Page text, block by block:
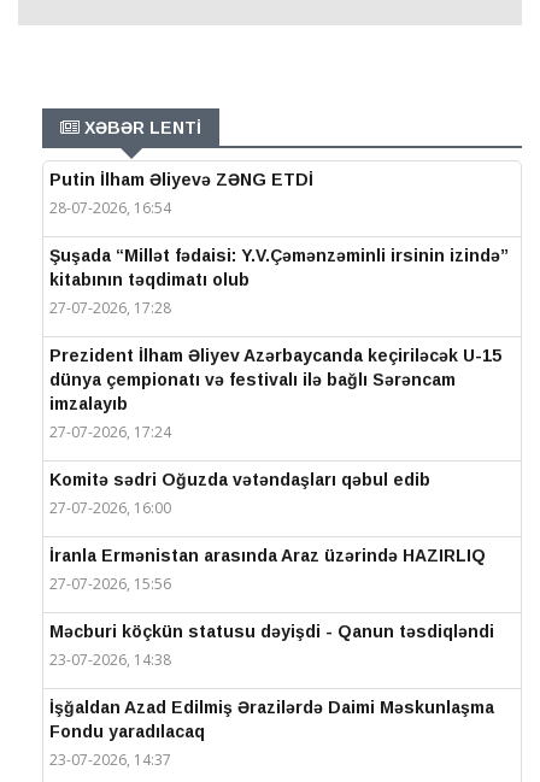
XƏBƏR LENTİ
Putin İlham Əliyevə ZƏNG ETDİ
28-07-2026, 16:54
Şuşada “Millət fədaisi: Y.V.Çəmənzəminli irsinin izində”
kitabının təqdimatı olub
27-07-2026, 17:28
Prezident İlham Əliyev Azərbaycanda keçiriləcək U-15
dünya çempionatı və festivalı ilə bağlı Sərəncam
imzalayıb
27-07-2026, 17:24
Komitə sədri Oğuzda vətəndaşları qəbul edib
27-07-2026, 16:00
İranla Ermənistan arasında Araz üzərində HAZIRLIQ
27-07-2026, 15:56
Məcburi köçkün statusu dəyişdi - Qanun təsdiqləndi
23-07-2026, 14:38
İşğaldan Azad Edilmiş Ərazilərdə Daimi Məskunlaşma
Fondu yaradılacaq
23-07-2026, 14:37